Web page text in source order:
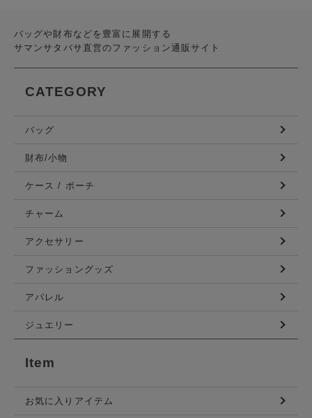
バッグや財布などを豊富に展開する
サマンサタバサ直営のファッション通販サイト
CATEGORY
バッグ
財布/小物
ケース / ポーチ
チャーム
アクセサリー
ファッショングッズ
アパレル
ジュエリー
Item
お気に入りアイテム